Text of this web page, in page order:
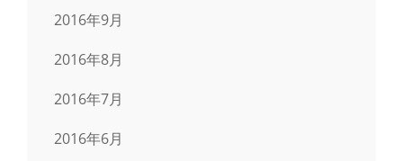
2016年9月
2016年8月
2016年7月
2016年6月